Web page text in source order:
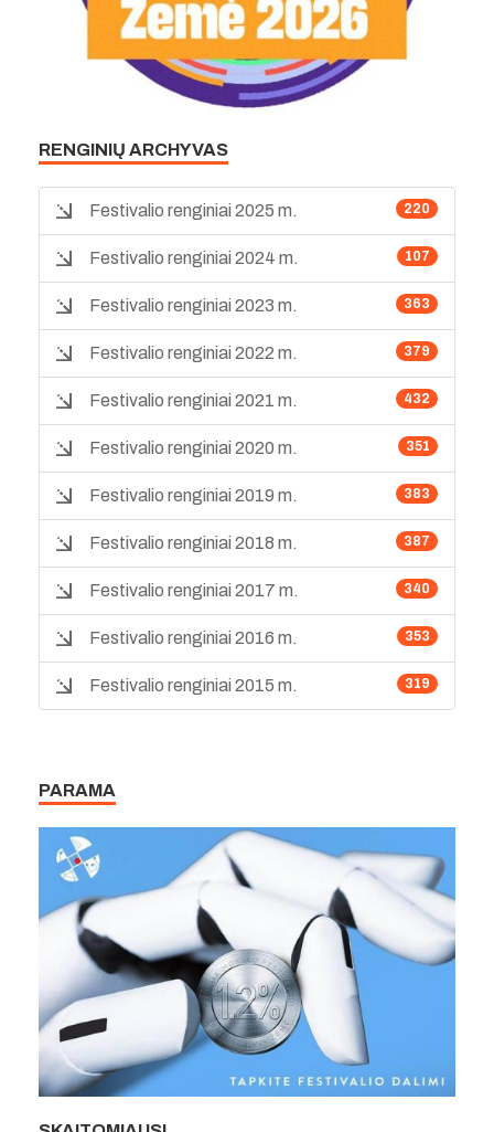
RENGINIŲ ARCHYVAS
220
Festivalio renginiai 2025 m.
107
Festivalio renginiai 2024 m.
363
Festivalio renginiai 2023 m.
379
Festivalio renginiai 2022 m.
432
Festivalio renginiai 2021 m.
351
Festivalio renginiai 2020 m.
383
Festivalio renginiai 2019 m.
387
Festivalio renginiai 2018 m.
340
Festivalio renginiai 2017 m.
353
Festivalio renginiai 2016 m.
319
Festivalio renginiai 2015 m.
PARAMA